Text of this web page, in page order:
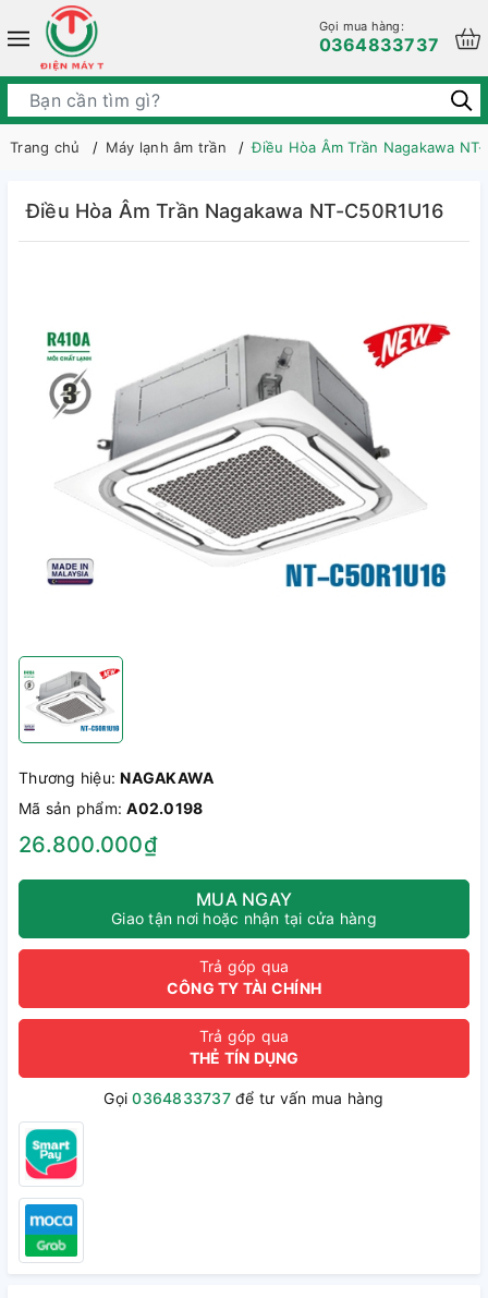
Gọi mua hàng:
0364833737
Trang chủ Máy lạnh âm trần Điều Hòa Âm Trần Nagakawa NT-
Điều Hòa Âm Trần Nagakawa NT-C50R1U16
Thương hiệu:NAGAKAWA
Mã sản phẩm:A02.0198
26.800.000₫
MUA NGAY
Giao tận nơi hoặc nhận tại cửa hàng
Trả góp qua
CÔNG TY TÀI CHÍNH
Trả góp qua
THẺ TÍN DỤNG
Gọi0364833737để tư vấn mua hàng